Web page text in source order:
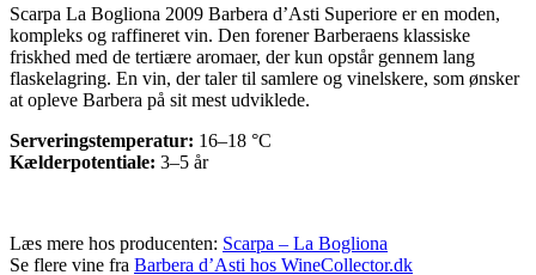
Scarpa La Bogliona 2009 Barbera d’Asti Superiore er en moden,
kompleks og raffineret vin. Den forener Barberaens klassiske
friskhed med de tertiære aromaer, der kun opstår gennem lang
flaskelagring. En vin, der taler til samlere og vinelskere, som ønsker
at opleve Barbera på sit mest udviklede.
Serveringstemperatur: 16–18 °C
Kælderpotentiale: 3–5 år
Læs mere hos producenten: Scarpa – La Bogliona
Se flere vine fra Barbera d’Asti hos WineCollector.dk